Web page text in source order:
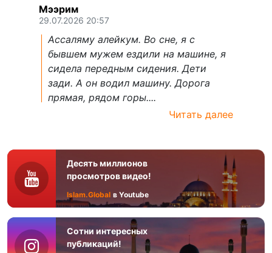
Мээрим
29.07.2026 20:57
Ассаляму алейкум. Во сне, я с
бывшем мужем ездили на машине, я
сидела передным сидения. Дети
зади. А он водил машину. Дорога
прямая, рядом горы....
Читать далее
Десять миллионов
просмотров видео!
Islam.Global в Youtube
Сотни интересных
публикаций!